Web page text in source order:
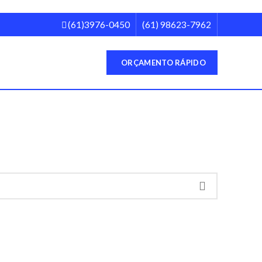
(61)3976-0450 (61) 98623-7962
ORÇAMENTO RÁPIDO